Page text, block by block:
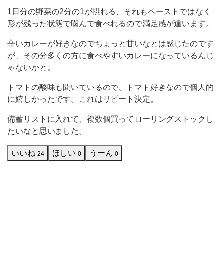
1日分の野菜の2分の1が摂れる、それもペーストではなく
形が残った状態で噛んで食べれるので満足感が違います。
辛いカレーが好きなのでちょっと甘いなとは感じたのです
が、その分多くの方に食べやすいカレーになっているんじ
ゃないかと。
トマトの酸味も聞いているので、トマト好きなので個人的
に嬉しかったです。これはリピート決定。
備蓄リストに入れて、複数個買ってローリングストックし
たいなと思いました。
いいね 24 ほしい 0 うーん 0